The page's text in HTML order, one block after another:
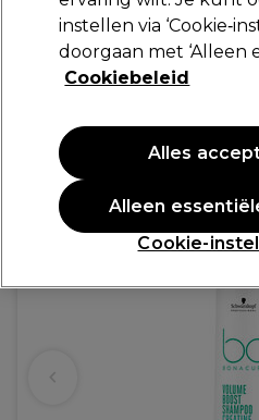
Boost Shampoo
(1
PROMOTIE
instellen via
doorgaan met ‘Alleen
Cookiebeleid
Cookie-
Alleen
Alles